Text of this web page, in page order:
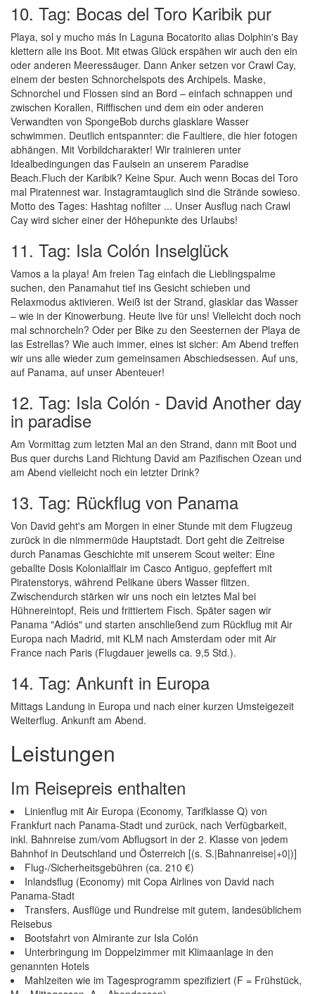
10. Tag: Bocas del Toro Karibik pur
Playa, sol y mucho más In Laguna Bocatorito alias Dolphin's Bay
klettern alle ins Boot. Mit etwas Glück erspähen wir auch den ein
oder anderen Meeressäuger. Dann Anker setzen vor Crawl Cay,
einem der besten Schnorchelspots des Archipels. Maske,
Schnorchel und Flossen sind an Bord – einfach schnappen und
zwischen Korallen, Rifffischen und dem ein oder anderen
Verwandten von SpongeBob durchs glasklare Wasser
schwimmen. Deutlich entspannter: die Faultiere, die hier fotogen
abhängen. Mit Vorbildcharakter! Wir trainieren unter
Idealbedingungen das Faulsein an unserem Paradise
Beach.Fluch der Karibik? Keine Spur. Auch wenn Bocas del Toro
mal Piratennest war. Instagramtauglich sind die Strände sowieso.
Motto des Tages: Hashtag nofilter ... Unser Ausflug nach Crawl
Cay wird sicher einer der Höhepunkte des Urlaubs!
11. Tag: Isla Colón Inselglück
Vamos a la playa! Am freien Tag einfach die Lieblingspalme
suchen, den Panamahut tief ins Gesicht schieben und
Relaxmodus aktivieren. Weiß ist der Strand, glasklar das Wasser
– wie in der Kinowerbung. Heute live für uns! Vielleicht doch noch
mal schnorcheln? Oder per Bike zu den Seesternen der Playa de
las Estrellas? Wie auch immer, eines ist sicher: Am Abend treffen
wir uns alle wieder zum gemeinsamen Abschiedsessen. Auf uns,
auf Panama, auf unser Abenteuer!
12. Tag: Isla Colón - David Another day
in paradise
Am Vormittag zum letzten Mal an den Strand, dann mit Boot und
Bus quer durchs Land Richtung David am Pazifischen Ozean und
am Abend vielleicht noch ein letzter Drink?
13. Tag: Rückflug von Panama
Von David geht's am Morgen in einer Stunde mit dem Flugzeug
zurück in die nimmermüde Hauptstadt. Dort geht die Zeitreise
durch Panamas Geschichte mit unserem Scout weiter: Eine
geballte Dosis Kolonialflair im Casco Antiguo, gepfeffert mit
Piratenstorys, während Pelikane übers Wasser flitzen.
Zwischendurch stärken wir uns noch ein letztes Mal bei
Hühnereintopf, Reis und frittiertem Fisch. Später sagen wir
Panama "Adiós" und starten anschließend zum Rückflug mit Air
Europa nach Madrid, mit KLM nach Amsterdam oder mit Air
France nach Paris (Flugdauer jeweils ca. 9,5 Std.).
14. Tag: Ankunft in Europa
Mittags Landung in Europa und nach einer kurzen Umsteigezeit
Weiterflug. Ankunft am Abend.
Leistungen
Im Reisepreis enthalten
Linienflug mit Air Europa (Economy, Tarifklasse Q) von
Frankfurt nach Panama-Stadt und zurück, nach Verfügbarkeit,
inkl. Bahnreise zum/vom Abflugsort in der 2. Klasse von jedem
Bahnhof in Deutschland und Österreich [(s. S.|Bahnanreise|+0|)]
Flug-/Sicherheitsgebühren (ca. 210 €)
Inlandsflug (Economy) mit Copa Airlines von David nach
Panama-Stadt
Transfers, Ausflüge und Rundreise mit gutem, landesüblichem
Reisebus
Bootsfahrt von Almirante zur Isla Colón
Unterbringung im Doppelzimmer mit Klimaanlage in den
genannten Hotels
Mahlzeiten wie im Tagesprogramm spezifiziert (F = Frühstück,